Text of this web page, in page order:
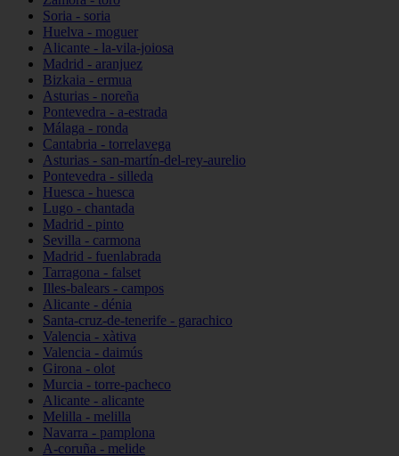
Soria - soria
Huelva - moguer
Alicante - la-vila-joiosa
Madrid - aranjuez
Bizkaia - ermua
Asturias - noreña
Pontevedra - a-estrada
Málaga - ronda
Cantabria - torrelavega
Asturias - san-martín-del-rey-aurelio
Pontevedra - silleda
Huesca - huesca
Lugo - chantada
Madrid - pinto
Sevilla - carmona
Madrid - fuenlabrada
Tarragona - falset
Illes-balears - campos
Alicante - dénia
Santa-cruz-de-tenerife - garachico
Valencia - xàtiva
Valencia - daimús
Girona - olot
Murcia - torre-pacheco
Alicante - alicante
Melilla - melilla
Navarra - pamplona
A-coruña - melide